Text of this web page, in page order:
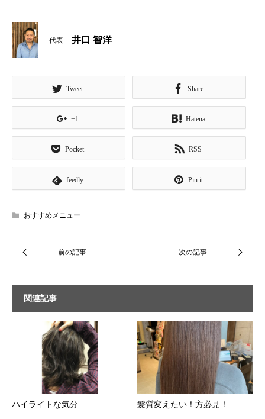
代表 井口 智洋
Tweet Share
+1 Hatena
Pocket RSS
feedly Pin it
おすすめメニュー
関連記事
ハイライトな気分 髪質変えたい！方必見！